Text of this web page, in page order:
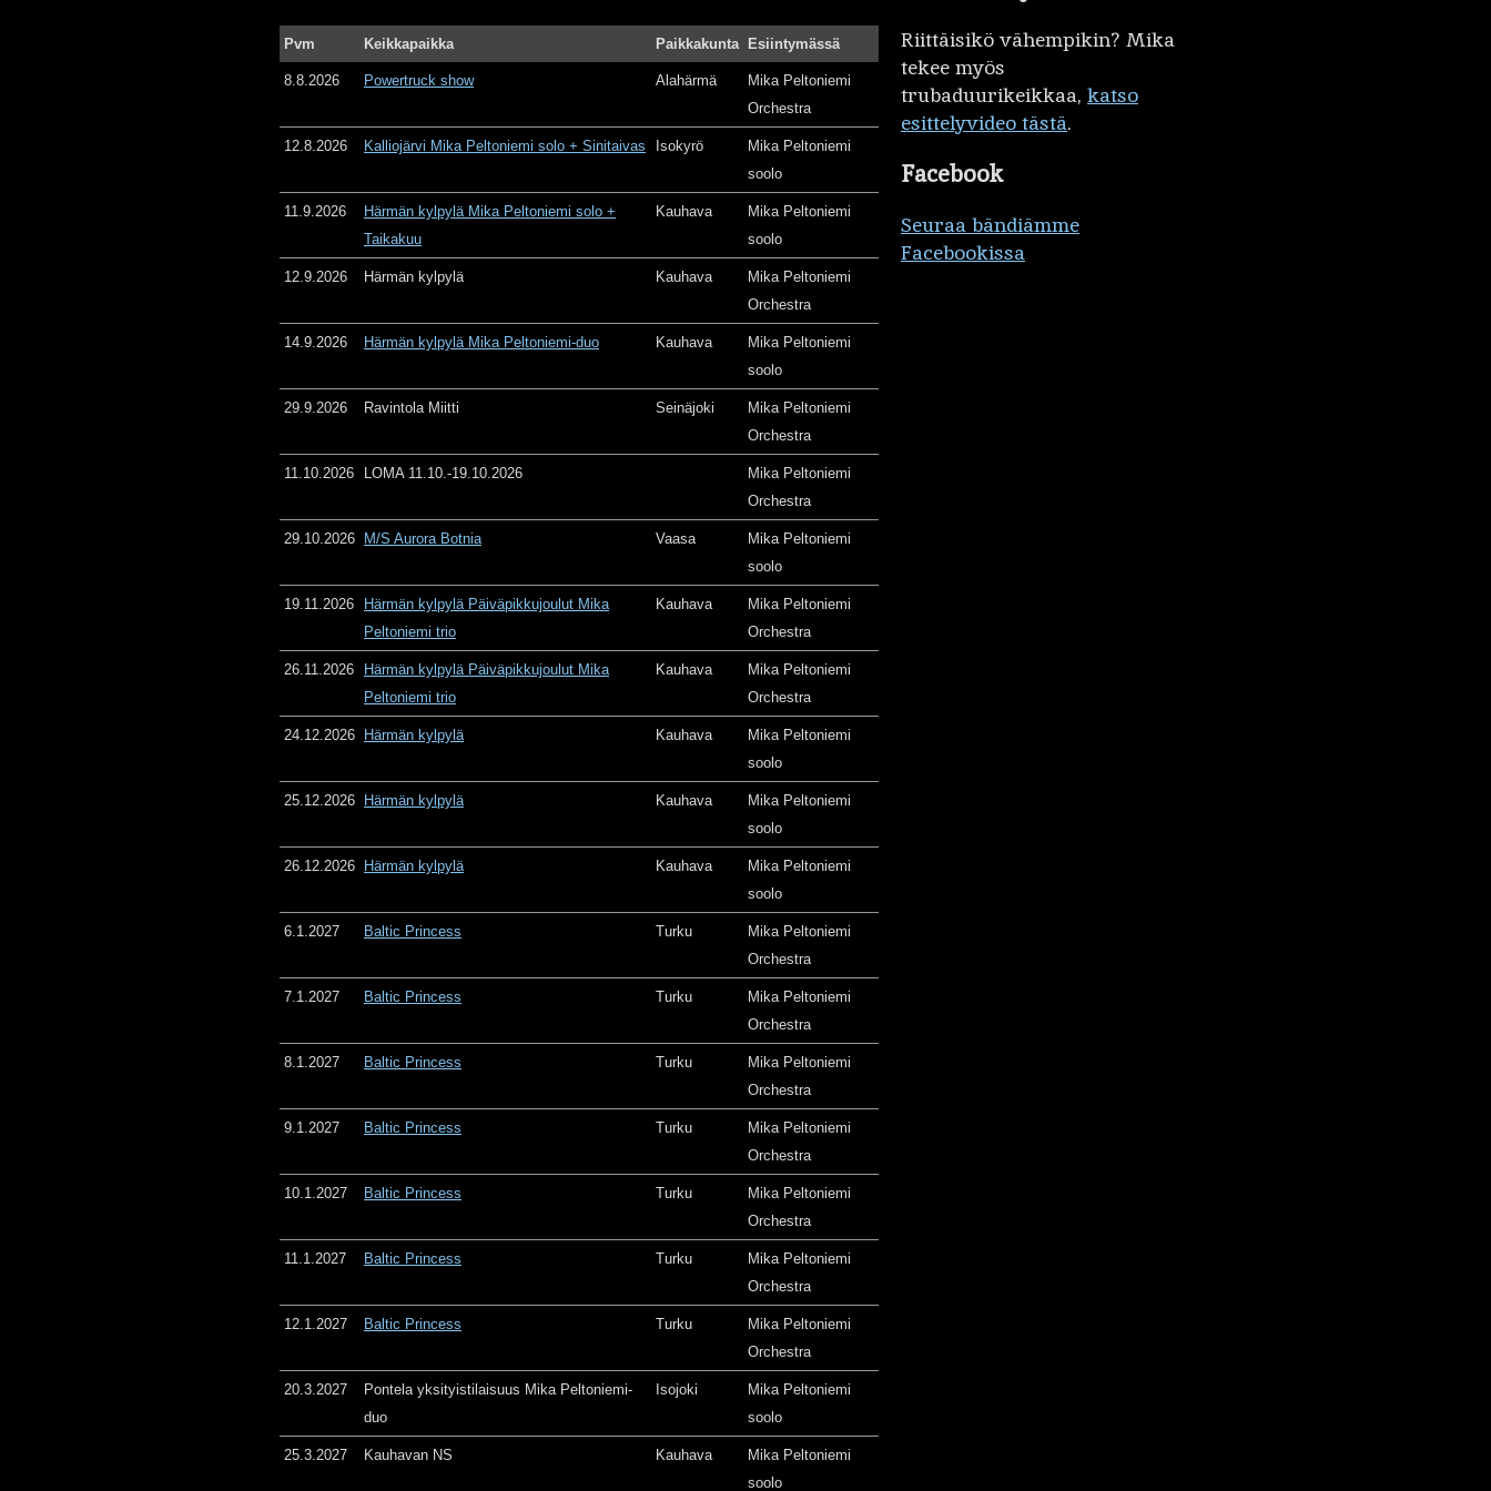
Pvm Keikkapaikka Paikkakunta Esiintymässä
8.8.2026 Powertruck show Alahärmä
Mika Peltoniemi
Orchestra
12.8.2026 Kalliojärvi Mika Peltoniemi solo + Sinitaivas Isokyrö
Mika Peltoniemi
soolo
11.9.2026
Härmän kylpylä Mika Peltoniemi solo +
Taikakuu
Kauhava
Mika Peltoniemi
soolo
12.9.2026 Härmän kylpylä Kauhava
Mika Peltoniemi
Orchestra
14.9.2026 Härmän kylpylä Mika Peltoniemi-duo Kauhava
Mika Peltoniemi
soolo
29.9.2026 Ravintola Miitti Seinäjoki
Mika Peltoniemi
Orchestra
11.10.2026 LOMA 11.10.-19.10.2026
Mika Peltoniemi
Orchestra
29.10.2026 M/S Aurora Botnia Vaasa
Mika Peltoniemi
soolo
19.11.2026
Härmän kylpylä Päiväpikkujoulut Mika
Peltoniemi trio
Kauhava
Mika Peltoniemi
Orchestra
26.11.2026
Härmän kylpylä Päiväpikkujoulut Mika
Peltoniemi trio
Kauhava
Mika Peltoniemi
Orchestra
24.12.2026 Härmän kylpylä Kauhava
Mika Peltoniemi
soolo
25.12.2026 Härmän kylpylä Kauhava
Mika Peltoniemi
soolo
26.12.2026 Härmän kylpylä Kauhava
Mika Peltoniemi
soolo
6.1.2027 Baltic Princess Turku
Mika Peltoniemi
Orchestra
7.1.2027 Baltic Princess Turku
Mika Peltoniemi
Orchestra
8.1.2027 Baltic Princess Turku
Mika Peltoniemi
Orchestra
9.1.2027 Baltic Princess Turku
Mika Peltoniemi
Orchestra
10.1.2027 Baltic Princess Turku
Mika Peltoniemi
Orchestra
11.1.2027 Baltic Princess Turku
Mika Peltoniemi
Orchestra
12.1.2027 Baltic Princess Turku
Mika Peltoniemi
Orchestra
20.3.2027
Pontela yksityistilaisuus Mika Peltoniemi-
duo
Isojoki
Mika Peltoniemi
soolo
25.3.2027 Kauhavan NS Kauhava
Mika Peltoniemi
soolo
Riittäisikö vähempikin? Mika
tekee myös
trubaduurikeikkaa, katso
esittelyvideo tästä.
Facebook
Seuraa bändiämme
Facebookissa